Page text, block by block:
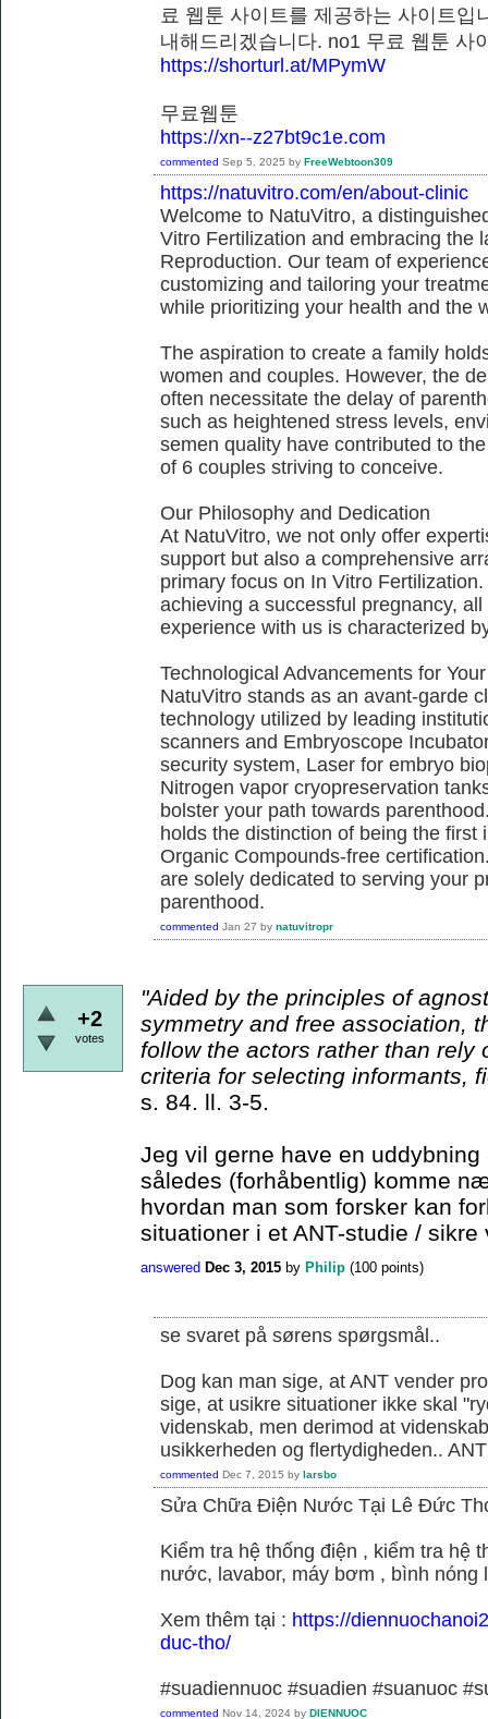
료 웹툰 사이트를 제공하는 사이트
내해드리겠습니다. no1 무료 웹툰
https://shorturl.at/MPymW
무료웹툰
https://xn--z27bt9c1e.com
commented Sep 5, 2025 by FreeWebtoon309
https://natuvitro.com/en/about-clinic
Welcome to NatuVitro, a
Vitro Fertilization and embracing the
Reproduction. Our team of
customizing and tailoring your
while prioritizing your health and the
The aspiration to create a family
women and couples. However, the
often necessitate the delay of
such as heightened stress levels,
semen quality have contributed to
of 6 couples striving to conceive.
Our Philosophy and Dedication
At NatuVitro, we not only offer
support but also a comprehensive
primary focus on In Vitro
achieving a successful pregnancy,
experience with us is characterized
Technological Advancements for
NatuVitro stands as an avant-garde
technology utilized by leading
scanners and Embryoscope
security system, Laser for embryo
Nitrogen vapor cryopreservation
bolster your path towards
holds the distinction of being the
Organic Compounds-free
are solely dedicated to serving your
parenthood.
commented Jan 27 by natuvitropr
+2
votes
"Aided by the principles of
symmetry and free association,
follow the actors rather than rely
criteria for selecting informants,
s. 84. ll. 3-5.
Jeg vil gerne have en
således (forhåbentlig) komme
hvordan man som forsker kan
situationer i et ANT-studie /
answered Dec 3, 2015 by Philip (100 points)
se svaret på sørens spørgsmål..
Dog kan man sige, at ANT vender
sige, at usikre situationer ikke skal
videnskab, men derimod at
usikkerheden og flertydigheden..
commented Dec 7, 2015 by larsbo
Sửa Chữa Điện Nước Tại Lê Đức
Kiểm tra hệ thống điện , kiểm tra hệ
nước, lavabor, máy bơm , bình nóng
Xem thêm tại : https://
duc-tho/
#suadiennuoc #suadien #suanuoc
commented Nov 14, 2024 by DIENNUOC